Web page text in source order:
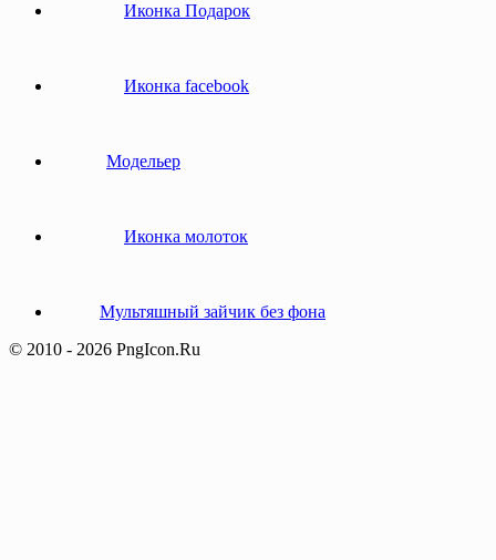
Иконка Подарок
Иконка facebook
Модельер
Иконка молоток
Мультяшный зайчик без фона
© 2010 - 2026 PngIcon.Ru